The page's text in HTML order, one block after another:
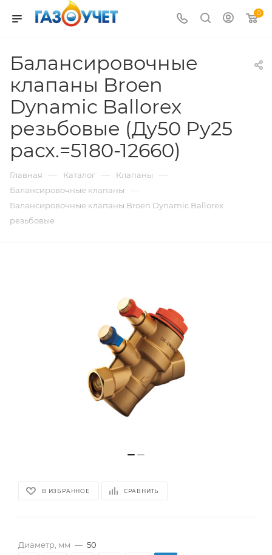
0
Балансировочные
клапаны Broen
Dynamic Ballorex
резьбовые (Ду50 Pу25
расх.=5180-12660)
Главная — Каталог — Клапаны —
Балансировочные клапаны —
Балансировочные клапаны Broen Dynamic Ballorex
резьбовые
В ИЗБРАННОЕ СРАВНИТЬ
Диаметр, мм — 50